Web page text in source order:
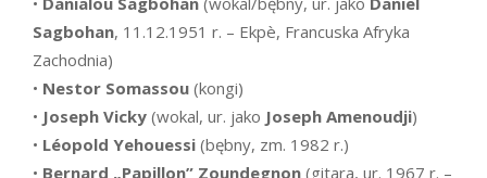
Sagbohan, 11.12.1951 r. – Ekpè, Francuska Afryka
Zachodnia)
• Nestor Somassou (kongi)
• Joseph Vicky (wokal, ur. jako Joseph Amenoudji)
• Léopold Yehouessi (bębny, zm. 1982 r.)
• Bernard „Papillon” Zoundegnon (gitara, ur. 1967 r. –